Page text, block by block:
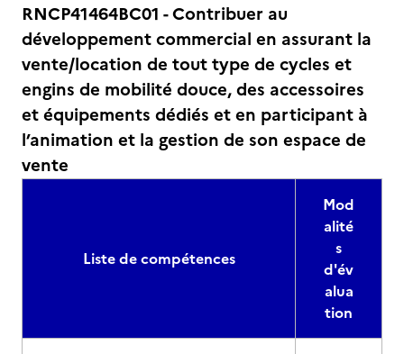
RNCP41464BC01 - Contribuer au
développement commercial en assurant la
vente/location de tout type de cycles et
engins de mobilité douce, des accessoires
et équipements dédiés et en participant à
l’animation et la gestion de son espace de
vente
Liste de compétences
Mod
alité
s
d'év
alua
tion